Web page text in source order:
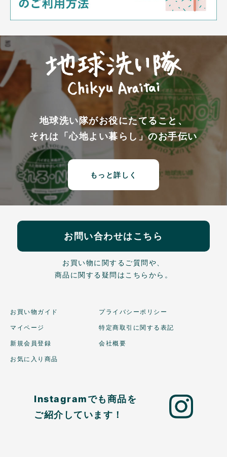
地球洗い隊がお役にたてること、
それは「心地よい暮らし」のお手伝い
もっと詳しく
お問い合わせはこちら
お買い物に関するご質問や、
商品に関する疑問はこちらから。
お買い物ガイド
マイページ
新規会員登録
お気に入り商品
プライバシーポリシー
特定商取引に関する表記
会社概要
Instagramでも商品を
ご紹介しています！